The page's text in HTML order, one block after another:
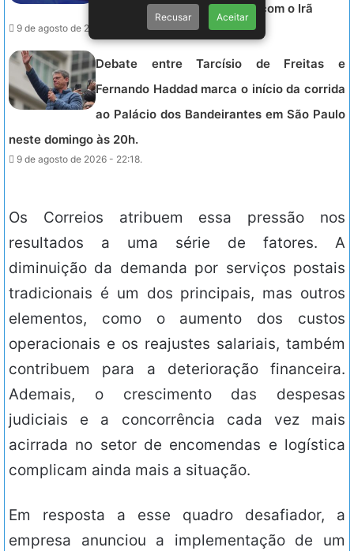
Gasolina em Meio a Conflito com o Irã
9 de agosto de 2026 - 23:15.
Debate entre Tarcísio de Freitas e
Fernando Haddad marca o início da corrida
ao Palácio dos Bandeirantes em São Paulo
neste domingo às 20h.
9 de agosto de 2026 - 22:18.
Os Correios atribuem essa pressão nos
resultados a uma série de fatores. A
diminuição da demanda por serviços postais
tradicionais é um dos principais, mas outros
elementos, como o aumento dos custos
operacionais e os reajustes salariais, também
contribuem para a deterioração financeira.
Ademais, o crescimento das despesas
judiciais e a concorrência cada vez mais
acirrada no setor de encomendas e logística
complicam ainda mais a situação.
Em resposta a esse quadro desafiador, a
empresa anunciou a implementação de um
Recusar Aceitar